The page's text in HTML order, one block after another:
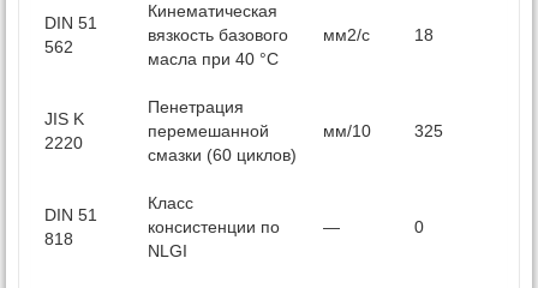
DIN 51
562
Кинематическая
вязкость базового
масла при 40 °С
мм2/c 18
JIS K
2220
Пенетрация
перемешанной
смазки (60 циклов)
мм/10 325
DIN 51
818
Класс
консистенции по
NLGI
— 0